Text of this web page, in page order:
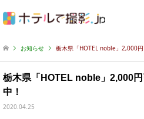
お知らせ 栃木県「HOTEL noble」2,000
栃木県「HOTEL noble」2,000
中！
2020.04.25